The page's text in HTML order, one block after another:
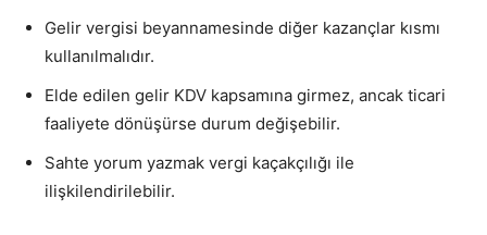
Gelir vergisi beyannamesinde diğer kazançlar kısmı
kullanılmalıdır.
Elde edilen gelir KDV kapsamına girmez, ancak ticari
faaliyete dönüşürse durum değişebilir.
Sahte yorum yazmak vergi kaçakçılığı ile
ilişkilendirilebilir.